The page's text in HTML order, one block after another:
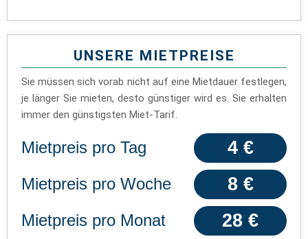
UNSERE MIETPREISE
Sie müssen sich vorab nicht auf eine Mietdauer festlegen,
je länger Sie mieten, desto günstiger wird es. Sie erhalten
immer den günstigsten Miet-Tarif.
Mietpreis pro Tag 4 €
Mietpreis pro Woche 8 €
Mietpreis pro Monat 28 €